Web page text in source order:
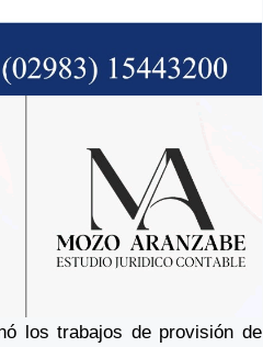
los trabajos de provisión de